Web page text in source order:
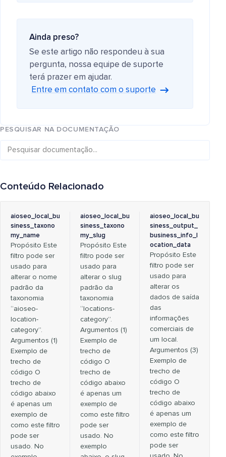
Ainda preso?
Se este artigo não respondeu à sua
pergunta, nossa equipe de suporte
terá prazer em ajudar.
Entre em contato com o suporte
PESQUISAR NA DOCUMENTAÇÃO
Conteúdo Relacionado
aioseo_local_bu
siness_taxono
my_name
Propósito Este
filtro pode ser
usado para
alterar o nome
padrão da
taxonomia
“aioseo-
location-
category”.
Argumentos (1)
Exemplo de
trecho de
código O
trecho de
código abaixo
é apenas um
exemplo de
como este filtro
pode ser
usado. No
aioseo_local_bu
siness_taxono
my_slug
Propósito Este
filtro pode ser
usado para
alterar o slug
padrão da
taxonomia
“locations-
category”.
Argumentos (1)
Exemplo de
trecho de
código O
trecho de
código abaixo
é apenas um
exemplo de
como este filtro
pode ser
usado. No
exemplo
aioseo_local_bu
siness_output_
business_info_l
ocation_data
Propósito Este
filtro pode ser
usado para
alterar os
dados de saída
das
informações
comerciais de
um local.
Argumentos (3)
Exemplo de
trecho de
código O
trecho de
código abaixo
é apenas um
exemplo de
como este filtro
pode ser